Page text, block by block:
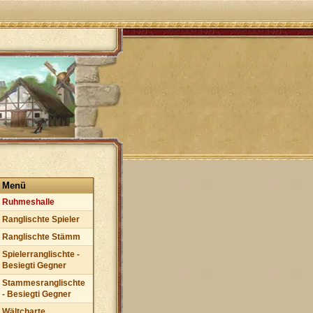
Menü
Ruhmeshalle
Ranglischte Spieler
Ranglischte Stämm
Spielerranglischte -
Besiegti Gegner
Stammesranglischte
- Besiegti Gegner